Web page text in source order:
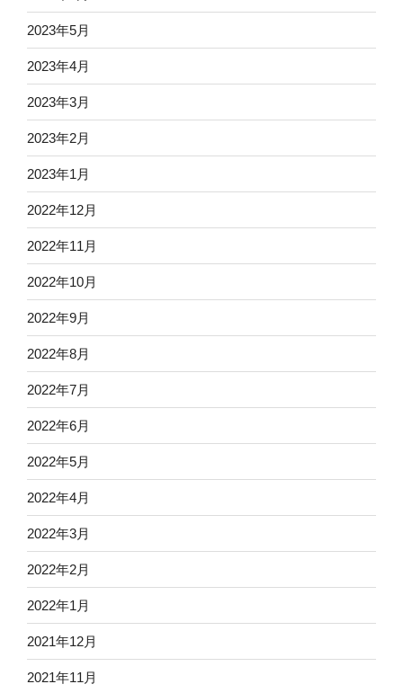
2023年5月
2023年4月
2023年3月
2023年2月
2023年1月
2022年12月
2022年11月
2022年10月
2022年9月
2022年8月
2022年7月
2022年6月
2022年5月
2022年4月
2022年3月
2022年2月
2022年1月
2021年12月
2021年11月